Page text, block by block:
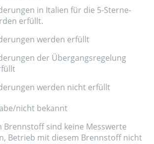
in Italien für die 5-Sterne-
erfüllt.
werden erfüllt
der Übergangsregelung
werden nicht erfüllt
nicht bekannt
Brennstoff sind keine Messwerte
Betrieb mit diesem Brennstoff nicht